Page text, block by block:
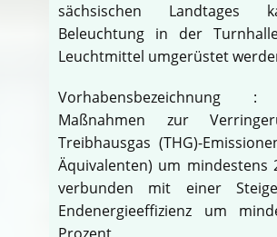
sächsischen Landtages
Beleuchtung in der
Leuchtmittel umgerüstet
Vorhabensbezeichnung :
Maßnahmen zur
Treibhausgas (THG)-
Äquivalenten) um mindestens
verbunden mit einer
Endenergieeffizienz um